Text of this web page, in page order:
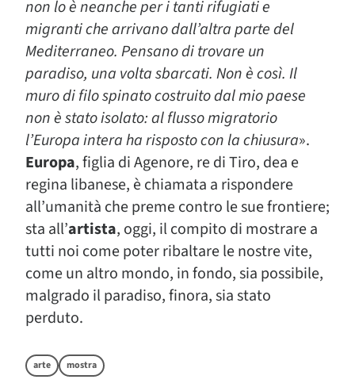
non lo è neanche per i tanti rifugiati e
migranti che arrivano dall’altra parte del
Mediterraneo. Pensano di trovare un
paradiso, una volta sbarcati. Non è così. Il
muro di filo spinato costruito dal mio paese
non è stato isolato: al flusso migratorio
l’Europa intera ha risposto con la chiusura».
Europa, figlia di Agenore, re di Tiro, dea e
regina libanese, è chiamata a rispondere
all’umanità che preme contro le sue frontiere;
sta all’artista, oggi, il compito di mostrare a
tutti noi come poter ribaltare le nostre vite,
come un altro mondo, in fondo, sia possibile,
malgrado il paradiso, finora, sia stato
perduto.
arte mostra